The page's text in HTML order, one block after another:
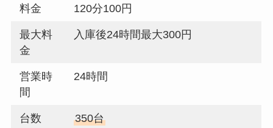
料金 120分100円
最大料
金
入庫後24時間最大300円
営業時
間
24時間
台数 350台